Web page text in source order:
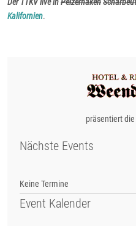
Der TTKV live inPelzerhaken
Kalifornien.
präsentiert
Nächste Events
Keine Termine
Event Kalender